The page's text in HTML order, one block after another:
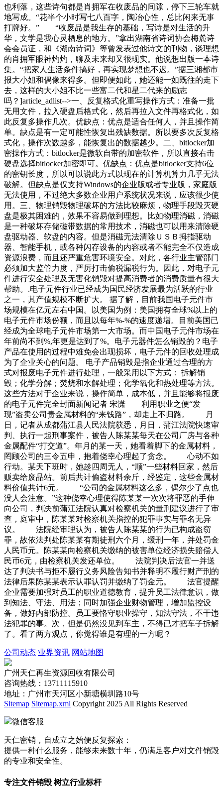
也利落，这些诗句都是肖拥军在收废品的间隙，停下三轮车就
地写成。“花半个小时写七八百字，陶冶心性，总比闲来无事
打牌好。” “收废品是我生存的基础，写诗是对生活的升
华，文学是我心灵栖息的地方。”拿出湖南省诗词协会梅麓诗
会会员证，和《湖南诗词》等曾发表过他诗文的刊物，谈理想
的肖拥军眼神灼灼，聊及未来却又很现实。他说想出版一本诗
集。“把家人生活条件搞好，再实现梦想也不迟。”据三湘都市
报大小姐和偶像来得多。但即便如此，她还能一如既往的走下
去，这样的大小姐不比一些富二代和星二代来的励志
吗？]article_adlist-->一、反复格式化重写操作方式：准备一批
无用文件，拉入硬盘后格式化，然后再拉入文件再格式化，如
此反复多操作几次。优缺点：优点是适合任何人，并且操作简
单。缺点是有一定可能性恢复出残缺数据。所以要多次反复格
式化，操作次数越多，能恢复出的数据越少。二、bitlocker加
密操作方式：bitlocker是微软自带的加密软件，所以直接右击
硬盘选择bitlocker加密即可。优缺点：优点是bitlocker支持6位
的密钥长度，所以可以说此方式以现在的计算机算力几乎无法
破解。但缺点是仅支持Windows的企业版或者专业版，家庭版
无法使用，不过绝大多数企业用户系统状况来说，应该很少使
用。三、物理销毁物理破坏的方法比较麻烦，物理手段毁灭硬
盘是极其困难的，效果不容易做到理想。比如物理消磁，消磁
是一种破坏存储磁带数据的常用技术，消磁也可以用来清除硬
盘驱动器、软盘的内容。但是消磁无法清除ＵＳＢ拇指驱动
器、智能手机，或各种闪存设备的内容或者不能完全不仅造成
资源浪费，而且还严重危害环境安全。对此，各行业主管部门
必须加大监管力度，严厉打击偷税漏税行为。因此，对电子元
件进行安全处理及无害化销毁对提高消费者的消费质量有很大
帮助。.电子元件行业已经成为国民经济发展最为活跃的行业
之一，其产值规模不断扩大。 据了解，目前我国电子元件市
场规模在亿元左右中国。以美国为例：美国拥有全球%以上的
电子元件市场份额，而且以每年%-%的速度递增。目前美国已
经成为全球电子元件市场第一大市场。而中国电子元件市场在
年前尚不到%,年更是达到了%。电子元器件怎么销毁的？电子
产品在使用的过程中难免会出现损坏，电子元件的回收处理成
为了企业关心的问题。 电子产品销毁是指企业通过合理的方
式对报废电子元件进行处理，一般采用以下方式： 拆解销
毁；化学分解；焚烧和水解处理；化学氧化和热处理等方法。
这些方法对于企业来说，操作简单，成本低，并且能够将报废
的电子元件完全封面新闻记者 宋潇 利用职业之便“发
现”盗卖公司贵金属材料的“来钱路”，却走上不归路。 月
日，记者从成都蒲江县人民法院获悉，月日，蒲江法院快速审
判、执行一起刑事案件，被告人陈某某每天在公司厂房与各种
金属配件“打交道”。年月的某一天，她看着脚下的金属材料，
罔顾公司的三令五申，抱着侥幸心理起了贪念。 心动不如
行动。某天下班时，她趁四周无人，“顺”一些材料回家，然后
贩卖给废品站。前后共计偷盗材料余斤，经鉴定，这些金属材
料价值共计6元。 “公司的金属材料这么多，偶尔少了点也
没人会注意。”这种侥幸心理使得陈某某一次次将罪恶的手伸
向公司，判决前蒲江法院认真对检察机关的量刑建议进行了审
查，庭审中，陈某某对检察机关指控的犯罪事实与罪名无异
议。 法院经审理认为，被告人陈某某的行为已构成盗窃
罪，故依法判处陈某某有期徒刑六个月，缓刑一年，并处罚金
人民币元。陈某某向检察机关缴纳的被害单位经济损失赔偿人
民币6元，由检察机关发还单位。 法院判决后法官一并送
达了判决书与拒不履行义务风险告知书并释明不履行财产刑的
法律后果陈某某表示认罪认罚并缴纳了罚金元。 法官提醒
企业需要加强对员工的职业道德教育，提升员工法律意识，做
到知法、守法、用法；同时加强企业财物管理，增加监控设
备，做好内部防控。员工要恪守职业操守，知法守法，不干违
法犯罪的事。次，但是仍然没见到车主，不得已才把车子拆解
了。看了两方观点，你觉得谁是有理的一方呢？
公司动态 业界资讯 网站地图
广州天仁再生资源回收有限公司
咨询热线：13711115910
地址：广州市天河区小新塘横圳路10号
Sitemap Sitemap.xml Copyright 2025 All Rights Reserved
微信客服
天仁密销，自成立之始便反复探索：
提供一种什么服务，能够未来数十年，仍满足客户对文件销毁
的专业和安全性。
专注文件销毁 树立行业标杆